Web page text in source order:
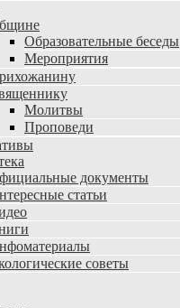
Образовательные беседы
Мероприятия
Молитвы
Проповеди
документы
статьи
советы